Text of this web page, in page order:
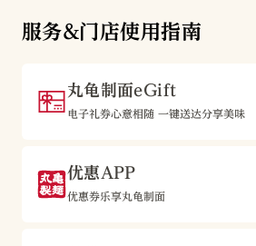
服务&门店使用指南
丸龟制面eGift
电子礼券心意相随 一键送达分享美味
优惠APP
优惠券乐享丸龟制面